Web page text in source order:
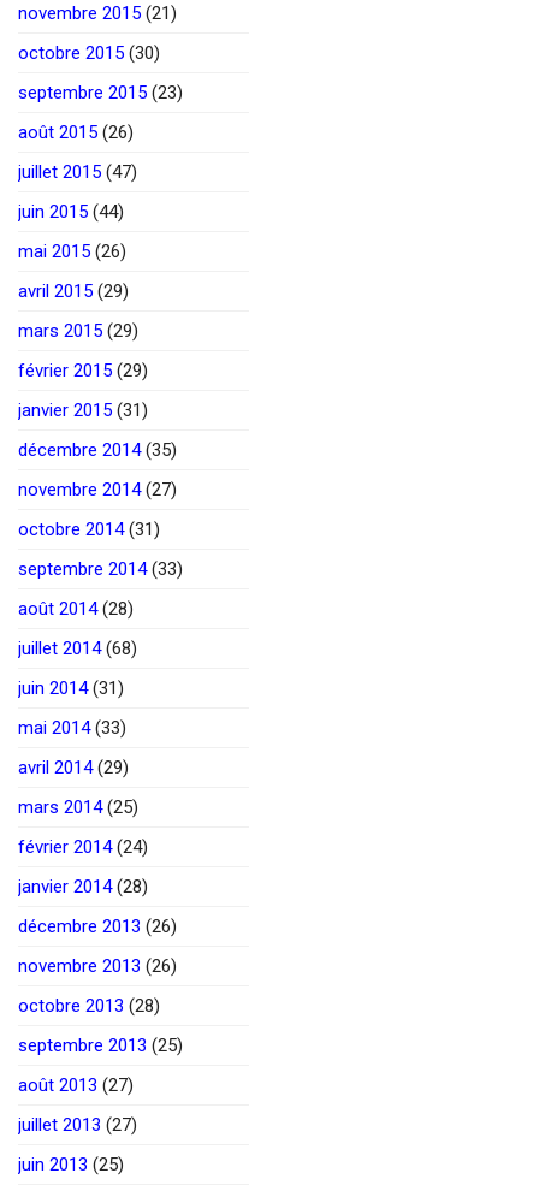
novembre 2015 (21)
octobre 2015 (30)
septembre 2015 (23)
août 2015 (26)
juillet 2015 (47)
juin 2015 (44)
mai 2015 (26)
avril 2015 (29)
mars 2015 (29)
février 2015 (29)
janvier 2015 (31)
décembre 2014(35)
novembre 2014(27)
octobre 2014(31)
septembre 2014(33)
août 2014(28)
juillet 2014(68)
juin 2014(31)
mai 2014(33)
avril 2014(29)
mars 2014(25)
février 2014(24)
janvier 2014(28)
décembre 2013 (26)
novembre 2013 (26)
octobre 2013 (28)
septembre 2013 (25)
août 2013 (27)
juillet 2013 (27)
juin 2013 (25)